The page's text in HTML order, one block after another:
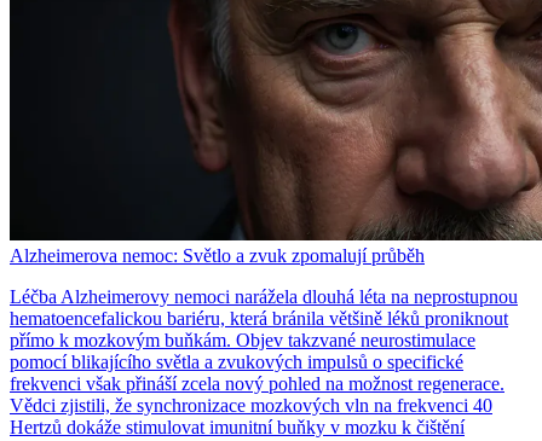
Alzheimerova nemoc: Světlo a zvuk zpomalují průběh
Léčba Alzheimerovy nemoci narážela dlouhá léta na neprostupnou
hematoencefalickou bariéru, která bránila většině léků proniknout
přímo k mozkovým buňkám. Objev takzvané neurostimulace
pomocí blikajícího světla a zvukových impulsů o specifické
frekvenci však přináší zcela nový pohled na možnost regenerace.
Vědci zjistili, že synchronizace mozkových vln na frekvenci 40
Hertzů dokáže stimulovat imunitní buňky v mozku k čištění